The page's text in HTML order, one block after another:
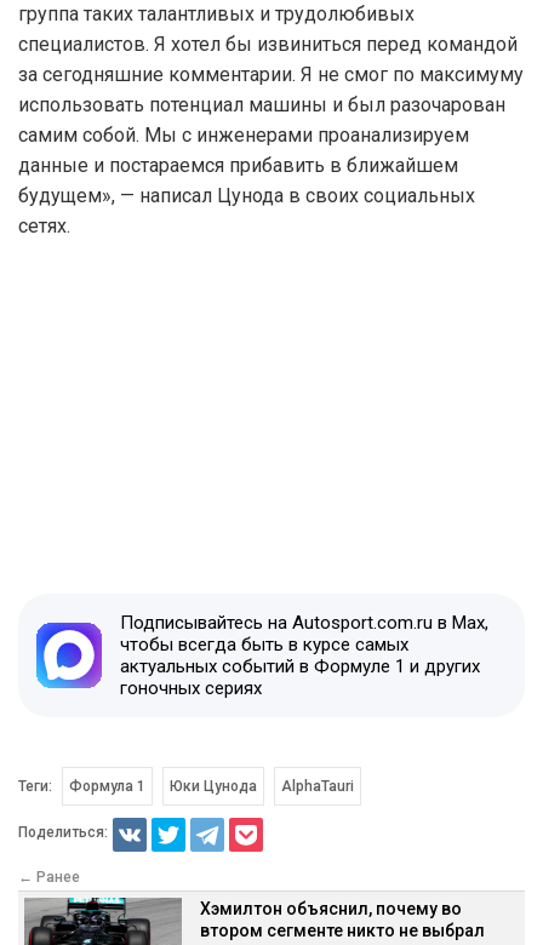
группа таких талантливых и трудолюбивых
специалистов. Я хотел бы извиниться перед командой
за сегодняшние комментарии. Я не смог по максимуму
использовать потенциал машины и был разочарован
самим собой. Мы с инженерами проанализируем
данные и постараемся прибавить в ближайшем
будущем», — написал Цунода в своих социальных
сетях.
Подписывайтесь на Autosport.com.ru в Max,
чтобы всегда быть в курсе самых
актуальных событий в Формуле 1 и других
гоночных сериях
Теги: Формула 1 Юки Цунода AlphaTauri
Поделиться:
← Ранее
Хэмилтон объяснил, почему во
втором сегменте никто не выбрал